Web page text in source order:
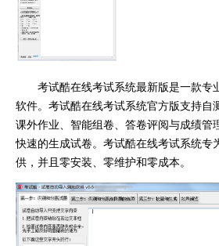
考试酷在线考试系统最新版是一款专
软件。考试酷在线考试系统官方版支持自
课外作业、智能组卷、答卷评阅与成绩管
快速的生成试卷。考试酷在线考试系统专
供，并且零安装、零维护和零成本。